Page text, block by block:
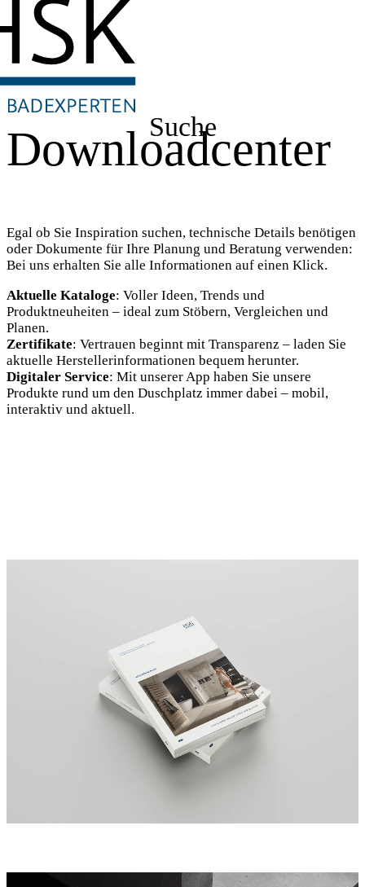
Suche
Downloadcenter
Egal ob Sie Inspiration suchen, technische Details benötigen
oder Dokumente für Ihre Planung und Beratung verwenden:
Bei uns erhalten Sie alle Informationen auf einen Klick.
Aktuelle Kataloge: Voller Ideen, Trends und
Produktneuheiten – ideal zum Stöbern, Vergleichen und
Planen.
Zertifikate: Vertrauen beginnt mit Transparenz – laden Sie
aktuelle Herstellerinformationen bequem herunter.
Digitaler Service: Mit unserer App haben Sie unsere
Produkte rund um den Duschplatz immer dabei – mobil,
interaktiv und aktuell.